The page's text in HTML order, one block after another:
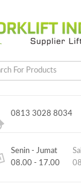
0813 3028 8034
Senin - Jumat
08.00 - 17.00